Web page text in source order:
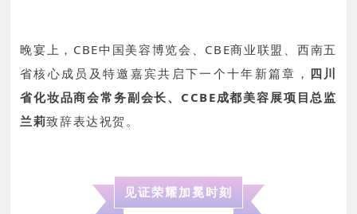
晚宴上，CBE中国美容博览会、CBE商业联盟、西南五
省核心成员及特邀嘉宾共启下一个十年新篇章， 四川
省化妆品商会常务副会长、CCBE成都美容展项目总监
兰莉致辞表达祝贺。
见证荣耀加冕时刻